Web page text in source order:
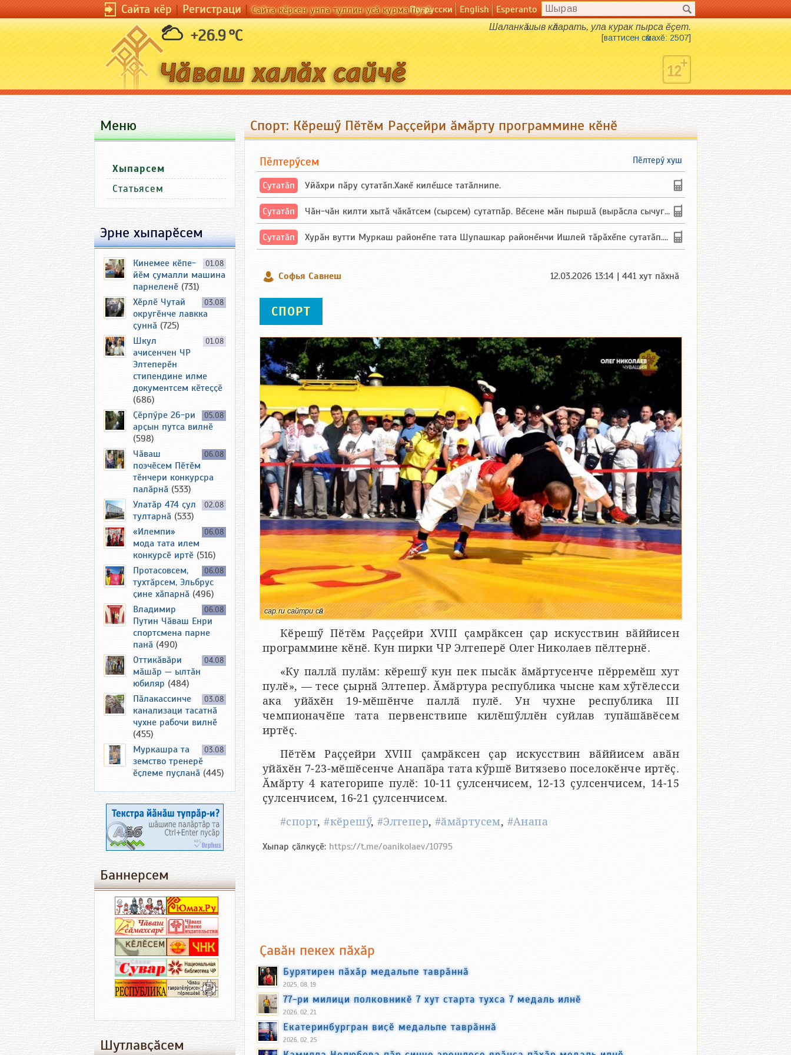
Сайта кӗр|Регистраци|Сайта кӗрсен унпа туллин усӑ курма пулӗПо-русски English Esperanto
+26.9 °C Шаланкӑ шыв кӑларать, ула курак пырса ӗҫет.
[ваттисен сӑмахӗ: 2507]
Спорт: Кӗрешӳ Пӗтӗм Раҫҫейри ӑмӑрту программине кӗнӗ
Пӗлтерӳ хуш
Пӗлтерӳсем
Сутатӑп Уйăхри пăру сутатăп.Хакĕ килĕшсе татăлнипе.
Сутатӑп Чăн-чăн килти хытă чăкăтсем (сырсем) сутатпăр. Вĕсене мăн пыршă (вырăсла сычуг) ...
Сутатӑп Хурăн вутти Муркаш районĕпе тата Шупашкар районĕнчи Ишлей тăрăхĕпе сутатăп. Ха...
Софья Савнеш 12.03.2026 13:14 | 441 хут пӑхнӑ
СПОРТ
cap.ru сайтри сӑн
Кӗрешӳ Пӗтӗм Раҫҫейри XVIII ҫамрӑксен ҫар искусствин вӑййисен
программине кӗнӗ. Кун пирки ЧР Элтеперӗ Олег Николаев пӗлтернӗ.
«Ку паллӑ пулӑм: кӗрешӳ кун пек пысӑк ӑмӑртусенче пӗрремӗш хут
пулӗ», — тесе ҫырнӑ Элтепер. Ӑмӑртура республика чысне кам хӳтӗлесси
ака уйӑхӗн 19-мӗшӗнче паллӑ пулӗ. Ун чухне республика III
чемпионачӗпе тата первенствипе килӗшӳллӗн суйлав тупӑшӑвӗсем
иртӗҫ.
Пӗтӗм Раҫҫейри XVIII ҫамрӑксен ҫар искусствин вӑййисем авӑн
уйӑхӗн 7-23-мӗшӗсенче Анапӑра тата кӳршӗ Витязево поселокӗнче иртӗҫ.
Ӑмӑрту 4 категорипе пулӗ: 10-11 ҫулсенчисем, 12-13 ҫулсенчисем, 14-15
ҫулсенчисем, 16-21 ҫулсенчисем.
#спорт,#кӗрешӳ, #Элтепер, #ӑмӑртусем, #Анапа
Хыпар ҫӑлкуҫӗ: https://t.me/oanikolaev/10795
Ҫавӑн пекех пӑхӑр
Бурятирен пӑхӑр медальпе таврӑннӑ
2025, 08, 19
77-ри милици полковникӗ 7 хут старта тухса 7 медаль илнӗ
2026, 02, 21
Екатеринбургран виҫӗ медальпе таврӑннӑ
2026, 02, 25
Меню
Хыпарсем
Статьясем
Эрне хыпарӗсем
01.08
Кинемее кӗпе-
йӗм ҫумалли машина
парнеленӗ (731)
03.08
Хӗрлӗ Чутай
округӗнче лавкка
ҫуннӑ (725)
01.08
Шкул
ачисенчен ЧР
Элтеперӗн
стипендине илме
документсем кӗтеҫҫӗ
(686)
05.08
Ҫӗрпӳре 26-ри
арҫын путса вилнӗ
(598)
06.08
Чӑваш
поэчӗсем Пӗтӗм
тӗнчери конкурсра
палӑрнӑ (533)
02.08
Улатӑр 474 ҫул
тултарнӑ (533)
06.08
«Илемпи»
мода тата илем
конкурсӗ иртӗ (516)
06.08
Протасовсем,
тухтӑрсем, Эльбрус
ҫине хӑпарнӑ (496)
06.08
Владимир
Путин Чӑваш Енри
спортсмена парне
панӑ (490)
04.08
Оттикӑвӑри
мӑшӑр — ылтӑн
юбиляр (484)
03.08
Пӑлакассинче
канализаци тасатнӑ
чухне рабочи вилнӗ
(455)
03.08
Муркашра та
земство тренерӗ
ӗҫлеме пуҫланӑ (445)
Баннерсем
Шутлавҫӑсем